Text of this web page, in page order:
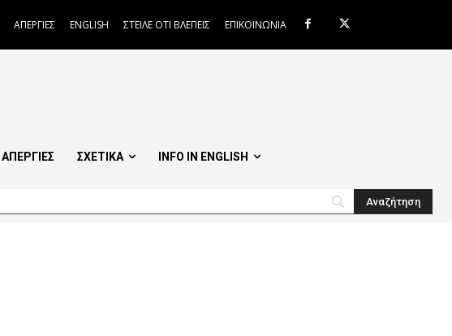
ΑΠΕΡΓΙΕΣ ENGLISH ΣΤΕΙΛΕ ΟΤΙ ΒΛΕΠΕΙΣ ΕΠΙΚΟΙΝΩΝΙΑ
ΑΠΕΡΓΙΕΣ ΣΧΕΤΙΚΑ INFO IN ENGLISH